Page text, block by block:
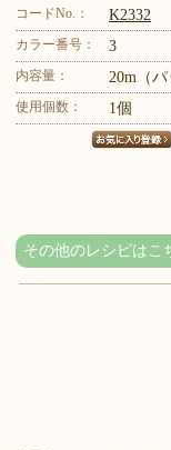
コードNo.： K2332
カラー番号：
3
内容量： 20m（パ
使用個数： 1個
その他のレシピはこ